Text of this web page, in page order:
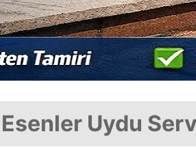
Esenler Uydu